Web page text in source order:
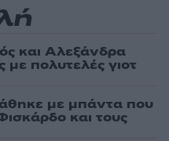
και Αλεξάνδρα
με πολυτελές γιοτ
με μπάντα που
και τους